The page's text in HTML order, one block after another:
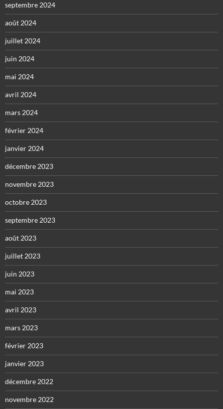
septembre 2024
août 2024
juillet 2024
juin 2024
mai 2024
avril 2024
mars 2024
février 2024
janvier 2024
décembre 2023
novembre 2023
octobre 2023
septembre 2023
août 2023
juillet 2023
juin 2023
mai 2023
avril 2023
mars 2023
février 2023
janvier 2023
décembre 2022
novembre 2022